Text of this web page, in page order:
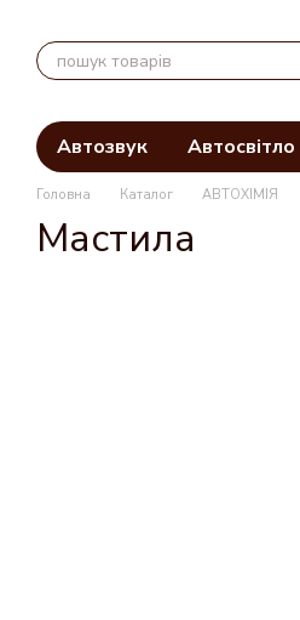
Автозвук Автосвітло
Головна Каталог АВТОХІМІЯ
Мастила